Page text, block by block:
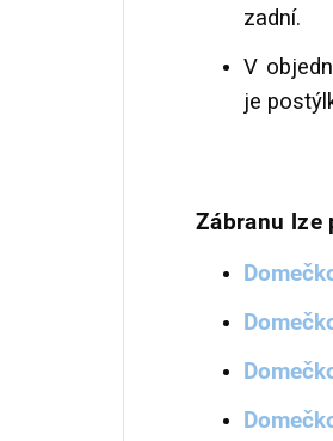
zadní.
V
je
Zábranu lze